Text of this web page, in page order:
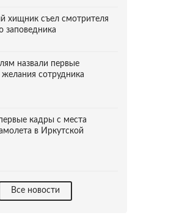
хищник съел смотрителя
заповедника
назвали первые
желания сотрудника
кадры с места
в Иркутской
Все новости